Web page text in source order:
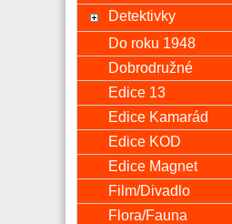
Detektivky
Do roku 1948
Dobrodružné
Edice 13
Edice Kamarád
Edice KOD
Edice Magnet
Film/Divadlo
Flora/Fauna